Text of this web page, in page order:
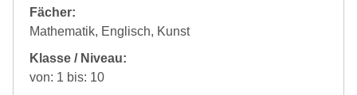
Fächer:
Mathematik, Englisch, Kunst
Klasse / Niveau:
von: 1 bis: 10